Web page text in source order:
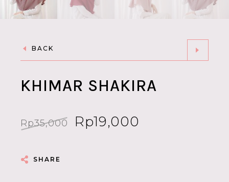
BACK
KHIMAR SHAKIRA
Rp35,000
Harga
Rp19,000
SHARE